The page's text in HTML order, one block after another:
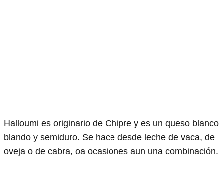
Halloumi es originario de Chipre y es un queso blanco
blando y semiduro. Se hace desde leche de vaca, de
oveja o de cabra, oa ocasiones aun una combinación.